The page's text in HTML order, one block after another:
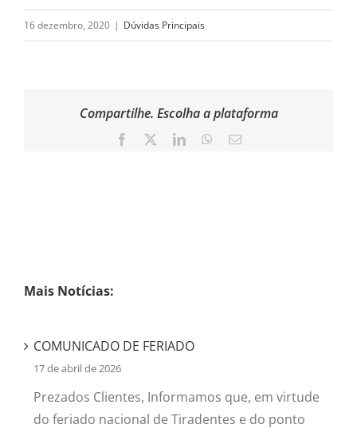
16 dezembro, 2020 | Dúvidas Principais
Compartilhe. Escolha a plataforma
Facebook LinkedInWhatsApp
Email
Mais Notícias:
COMUNICADO DE FERIADO
17 de abril de 2026
Prezados Clientes, Informamos que, em virtude
do feriado nacional de Tiradentes e do ponto